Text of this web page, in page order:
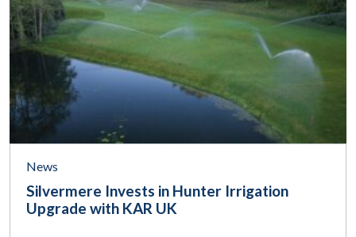
News
Silvermere Invests in Hunter Irrigation
Upgrade with KAR UK